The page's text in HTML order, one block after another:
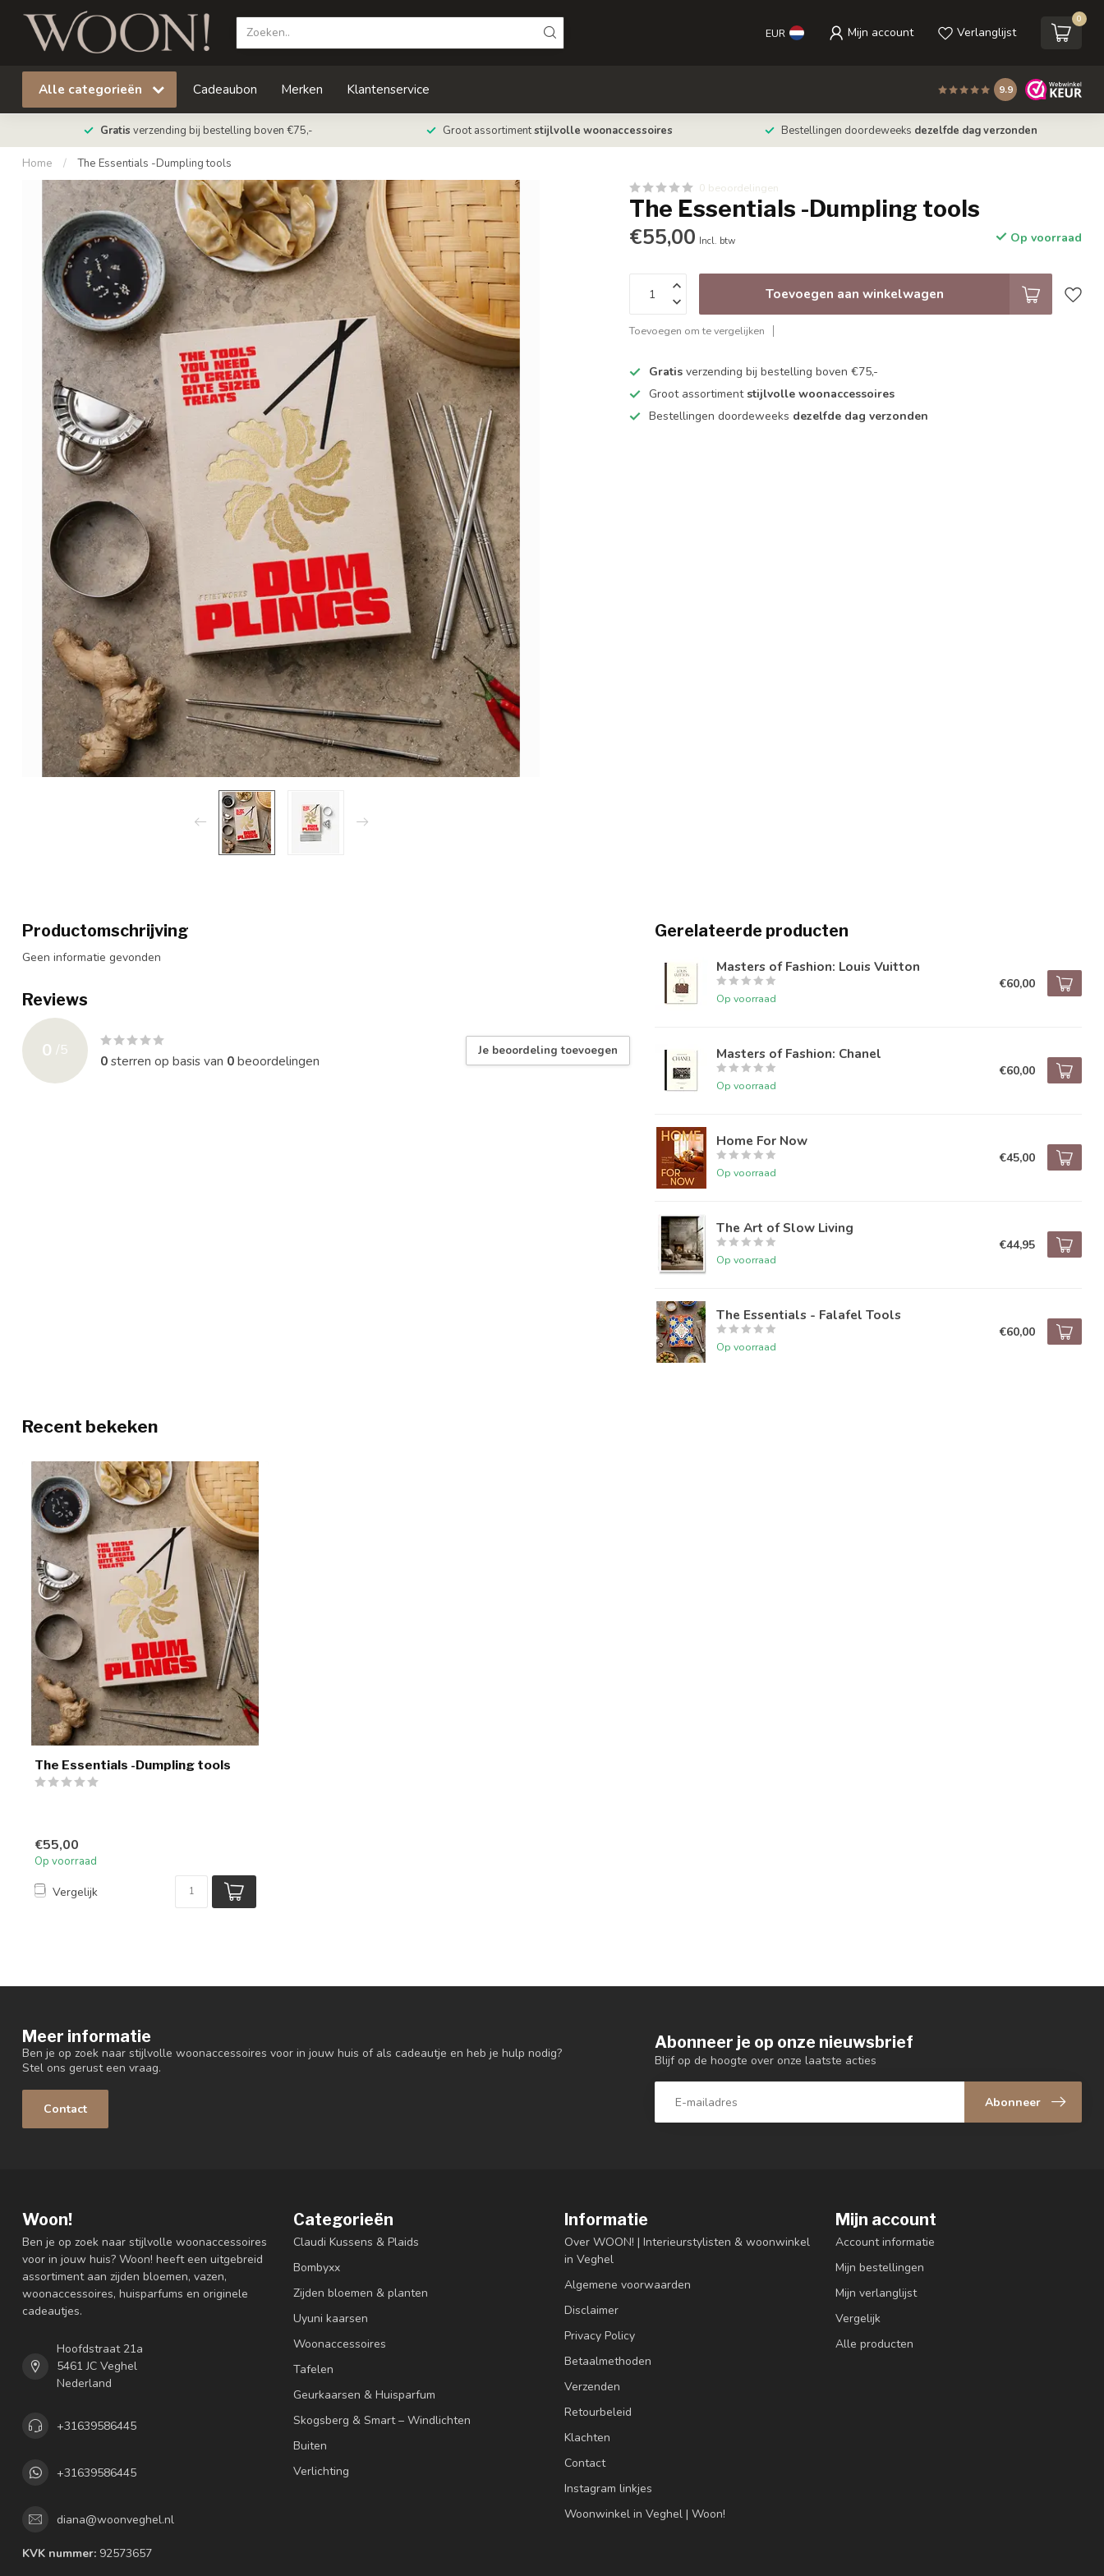
EUR Mijn account Verlanglijst
0
Alle categorieën Cadeaubon Merken Klantenservice 9.9
Gratis verzending bij bestelling boven €75,- Groot assortimentstijlvolle woonaccessoires Bestellingen doordeweeks dezelfde dag verzonden
Home / The Essentials -Dumpling tools
0 beoordelingen
The Essentials -Dumpling tools
€55,00 Incl. btw Op voorraad
Toevoegen aan winkelwagen
Toevoegen om te vergelijken
Gratis verzending bij bestelling boven €75,-
Groot assortiment stijlvolle woonaccessoires
Bestellingen doordeweeks dezelfde dag verzonden
Productomschrijving
Geen informatie gevonden
Reviews
0 /5
0sterren op basis van 0beoordelingen
Je beoordeling toevoegen
Gerelateerde producten
Masters of Fashion: Louis Vuitton
Op voorraad
€60,00
Masters of Fashion: Chanel
Op voorraad
€60,00
Home For Now
Op voorraad
€45,00
The Art of Slow Living
Op voorraad
€44,95
The Essentials - Falafel Tools
Op voorraad
€60,00
Recent bekeken
The Essentials -Dumpling tools
€55,00
Op voorraad
Vergelijk
Meer informatie
Ben je op zoek naar stijlvolle woonaccessoires voor in jouw huis of als cadeautje en heb je hulp nodig?
Stel ons gerust een vraag.
Contact
Abonneer je op onze nieuwsbrief
Blijf op de hoogte over onze laatste acties
Abonneer
Woon!
Ben je op zoek naar stijlvolle woonaccessoires
voor in jouw huis? Woon! heeft een uitgebreid
assortiment aan zijden bloemen, vazen,
woonaccessoires, huisparfums en originele
cadeautjes.
Hoofdstraat 21a
5461 JC Veghel
Nederland
+31639586445
+31639586445
diana@woonveghel.nl
KVK nummer: 92573657
Categorieën
Claudi Kussens & Plaids
Bombyxx
Zijden bloemen & planten
Uyuni kaarsen
Woonaccessoires
Tafelen
Geurkaarsen & Huisparfum
Skogsberg & Smart – Windlichten
Buiten
Verlichting
Informatie
Over WOON! | Interieurstylisten & woonwinkel
in Veghel
Algemene voorwaarden
Disclaimer
Privacy Policy
Betaalmethoden
Verzenden
Retourbeleid
Klachten
Contact
Instagram linkjes
Woonwinkel in Veghel | Woon!
Mijn account
Account informatie
Mijn bestellingen
Mijn verlanglijst
Vergelijk
Alle producten